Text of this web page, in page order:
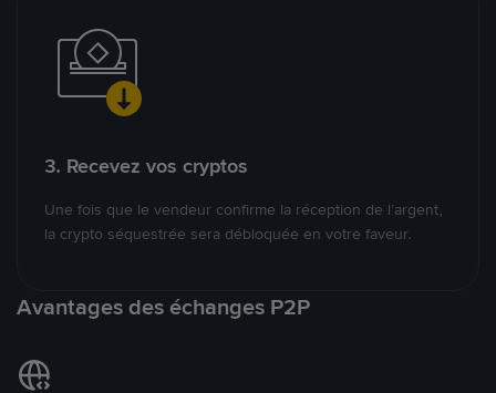
3. Recevez vos cryptos
Une fois que le vendeur confirme la réception de l’argent,
la crypto séquestrée sera débloquée en votre faveur.
Avantages des échanges P2P